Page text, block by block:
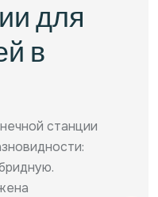
для
в
станции